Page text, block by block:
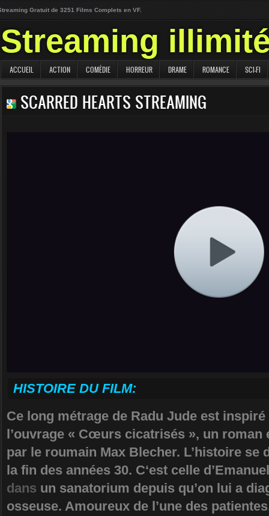
Gratuit de 3251 Films Complets en VF.
Streaming
ACCUEIL ACTION COMÉDIE HORREUR DRAME ROMANCE SCI-FI
SCARRED HEARTS STREAMING
HISTOIRE DU FILM:
Ce long métrage de Radu Jude est inspiré
l’ouvrage « Cœurs cicatrisés », un roman
par le roumain Max Blecher. L’histoire se
la fin des années 30. C‘est celle
dans un sanatorium depuis qu’on lui a
osseuse. Amoureux de l’une des